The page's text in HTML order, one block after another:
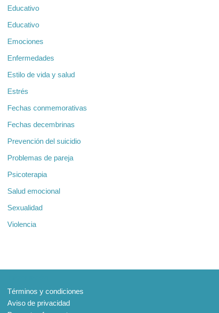
Educativo
Educativo
Emociones
Enfermedades
Estilo de vida y salud
Estrés
Fechas conmemorativas
Fechas decembrinas
Prevención del suicidio
Problemas de pareja
Psicoterapia
Salud emocional
Sexualidad
Violencia
Términos y condiciones
Aviso de privacidad